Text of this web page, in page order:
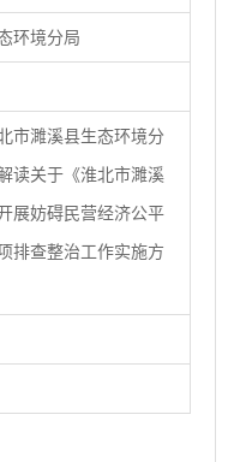
环境分局
市濉溪县生态环境分
读关于《淮北市濉溪
展妨碍民营经济公平
排查整治工作实施方